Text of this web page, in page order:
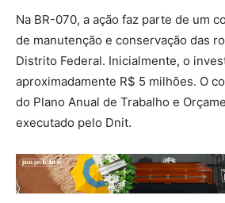
Na BR-070, a ação faz parte de um
de manutenção e conservação das
Distrito Federal. Inicialmente, o
aproximadamente R$ 5 milhões. O
do Plano Anual de Trabalho e
executado pelo Dnit.